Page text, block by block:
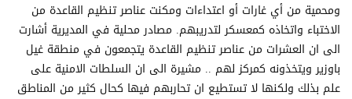
ومحمية من أي غارات أو اعتداءات ومكنت عناصر تنظيم القاعدة من
الاختباء واتخاذه كمعسكر لتدريبهم. مصادر محلية في المديرية أشارت
الى ان العشرات من عناصر تنظيم القاعدة يتجمعون في منطقة غيل
باوزير ويتخذونه كمركز لهم .. مشيرة الى ان السلطات الامنية على
علم بذلك ولكنها لا تستطيع ان تحاربهم فيها كحال كثير من المناطق